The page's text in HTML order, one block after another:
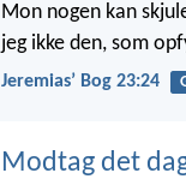
Mon nogen kan
jeg ikke den, som
Jeremiasʼ Bog 23:24
Modtag det